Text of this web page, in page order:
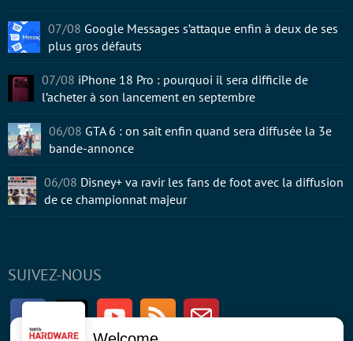
SUIVEZ-NOUS
FacebookTwitter Youtube RSS Newsletter
07/08 Google Messages s’attaque enfin à deux de ses
plus gros défauts
07/08 iPhone 18 Pro : pourquoi il sera difficile de
l’acheter à son lancement en septembre
06/08 GTA 6 : on sait enfin quand sera diffusée la 3e
bande-annonce
06/08 Disney+ va ravir les fans de foot avec la diffusion
de ce championnat majeur